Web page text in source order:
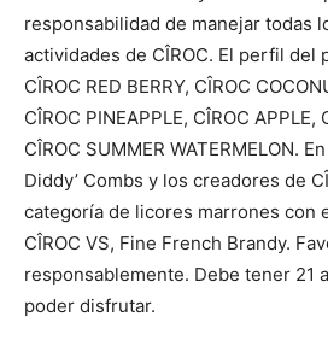
responsabilidad de manejar todas
actividades de CÎROC. El perfil del
CÎROC RED BERRY, CÎROC
CÎROC PINEAPPLE, CÎROC APPLE,
CÎROC SUMMER WATERMELON.
Diddy’ Combs y los creadores de
categoría de licores marrones con
CÎROC VS, Fine French Brandy.
responsablemente. Debe tener 21
poder disfrutar.